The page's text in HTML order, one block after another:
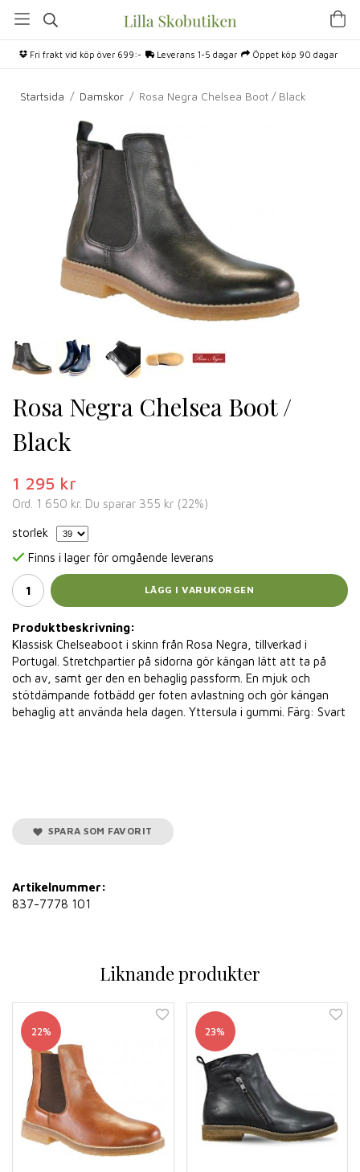
Fri frakt vid köp över 699:- Leverans 1-5 dagar Öppet köp 90 dagar
Startsida / Damskor / Rosa Negra Chelsea Boot / Black
Rosa Negra Chelsea Boot /
Black
1 295 kr
Ord. 1 650 kr. Du sparar 355 kr (22%)
storlek
Finns i lager för omgående leverans
LÄGG I VARUKORGEN
Produktbeskrivning:
Klassisk Chelseaboot i skinn från Rosa Negra, tillverkad i
Portugal. Stretchpartier på sidorna gör kängan lätt att ta på
och av, samt ger den en behaglig passform. En mjuk och
stötdämpande fotbädd ger foten avlastning och gör kängan
behaglig att använda hela dagen. Yttersula i gummi. Färg: Svart
SPARA SOM FAVORIT
Artikelnummer:
837-7778 101
Liknande produkter
22% 23%